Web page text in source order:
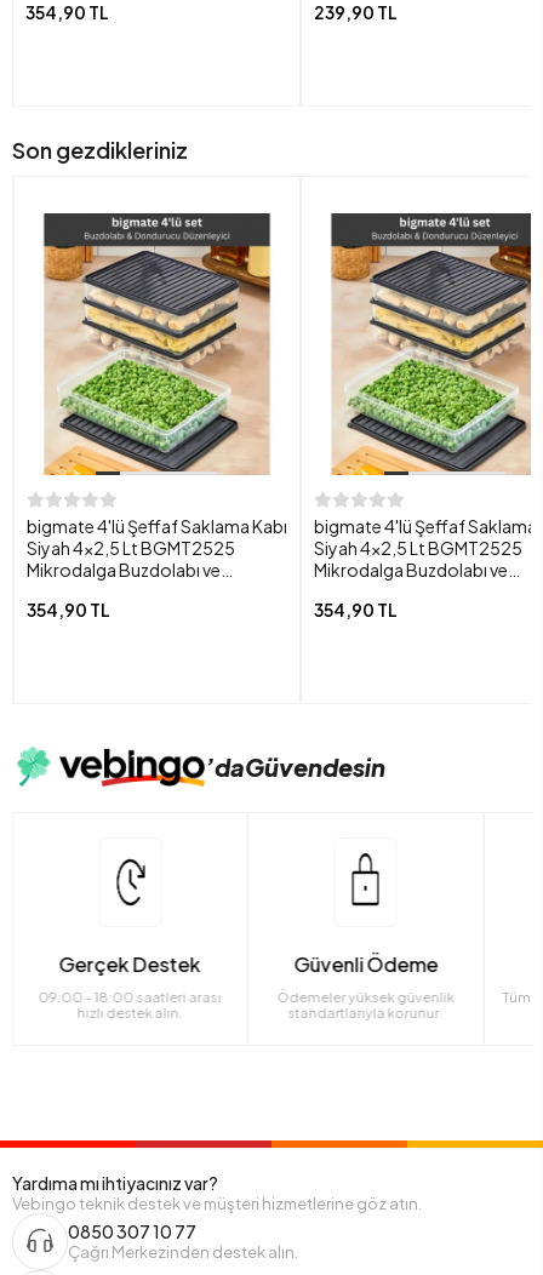
354,90 TL
239,90 TL
Son gezdikleriniz
bigmate 4'lü Şeffaf Saklama Kabı
Siyah 4x2,5 Lt BGMT2525
Mikrodalga Buzdolabı ve
354,90 TL
bigmate 4'lü Şeffaf Saklama
Siyah 4x2,5 Lt BGMT2525
Mikrodalga Buzdolabı ve
354,90 TL
’daGüvendesin
Gerçek Destek
09:00 - 18:00 saatleri arası
hızlı destek alın.
Güvenli Ödeme
Ödemeler yüksek güvenlik
standartlarıyla korunur.
Tüm
Yardıma mı ihtiyacınız var?
Vebingo teknik destek ve müşteri hizmetlerine göz atın.
0850 307 10 77
Çağrı Merkezinden destek alın.